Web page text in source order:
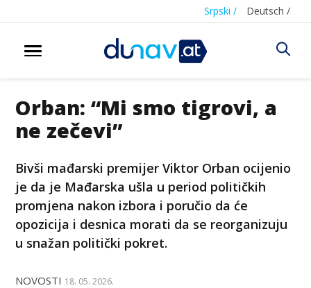
Srpski / Deutsch /
Orban: “Mi smo tigrovi, a
ne zečevi”
Bivši mađarski premijer Viktor Orban ocijenio
je da je Mađarska ušla u period političkih
promjena nakon izbora i poručio da će
opozicija i desnica morati da se reorganizuju
u snažan politički pokret.
NOVOSTI 18. 05. 2026.